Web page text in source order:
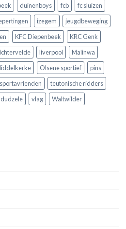
duinenboys fcb
fc sluizen
izegem
jeugdbeweging
KFC Diepenbeek
KRC Genk
liverpool
Malinwa
Olsene sportief
pins
sportavrienden
teutonische ridders
vlag Waltwilder